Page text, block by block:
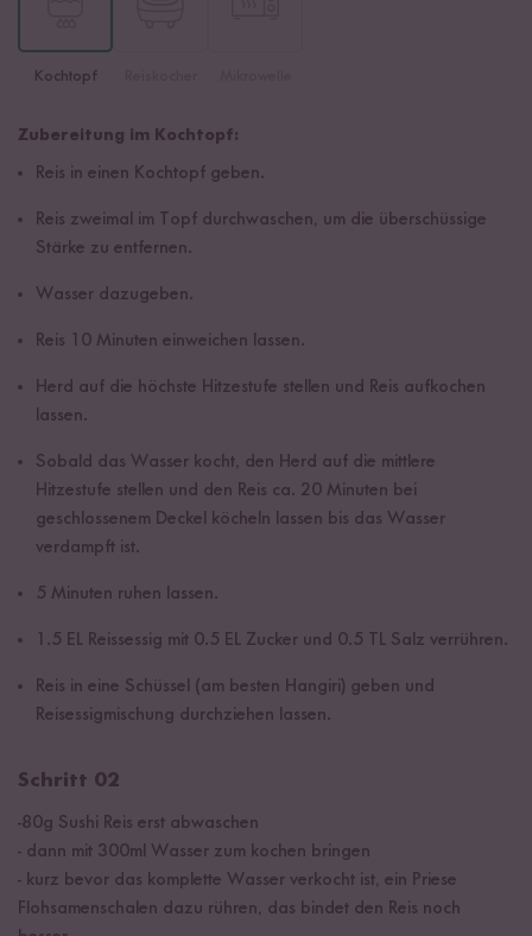
Kochtopf
Zubereitung im Kochtopf:
Reis in einen Kochtopf geben.
Reis zweimal im Topf durchwaschen, um die überschüssige
Stärke zu entfernen.
Wasser dazugeben.
Reis 10 Minuten einweichen lassen.
Herd auf die höchste Hitzestufe stellen und Reis aufkochen
lassen.
Sobald das Wasser kocht, den Herd auf die mittlere
Hitzestufe stellen und den Reis ca. 20 Minuten bei
geschlossenem Deckel köcheln lassen bis das Wasser
verdampft ist.
5 Minuten ruhen lassen.
1.5 EL Reissessig mit 0.5 EL Zucker und 0.5 TL Salz verrühren.
Reis in eine Schüssel (am besten Hangiri) geben und
Reisessigmischung durchziehen lassen.
Schritt 02
-80g Sushi Reis erst abwaschen
- dann mit 300ml Wasser zum kochen bringen
- kurz bevor das komplette Wasser verkocht ist, ein Priese
Flohsamenschalen dazu rühren, das bindet den Reis noch